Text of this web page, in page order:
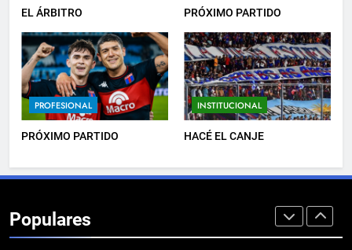
EL ÁRBITRO PRÓXIMO PARTIDO
PROFESIONAL
PRÓXIMO PARTIDO
INSTITUCIONAL
HACÉ EL CANJE
Populares
PROFESIONAL
8
DERROTA DE LOCAL
FUTSAL